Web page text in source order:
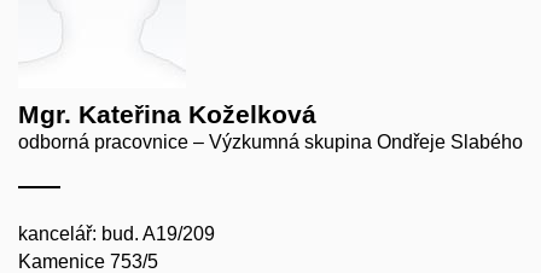
Mgr. Kateřina Koželková
odborná pracovnice – Výzkumná skupina Ondřeje Slabého
kancelář: bud. A19/209
Kamenice 753/5